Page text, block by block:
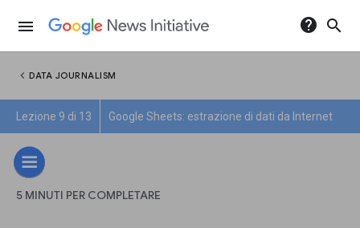
menu help search
chevron_left DATA JOURNALISM
Lezione 9 di 13 Google Sheets: estrazione di dati da Internet
5 MINUTI PER COMPLETARE